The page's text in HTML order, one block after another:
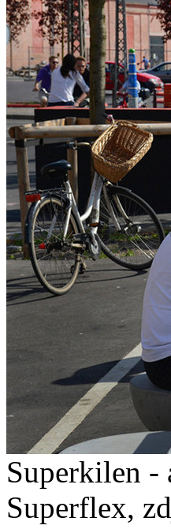
Superkilen -
Superflex,